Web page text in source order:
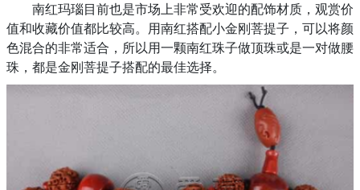
南红玛瑙目前也是市场上非常受欢迎的配饰材质，观赏价
值和收藏价值都比较高。用南红搭配小金刚菩提子，可以将颜
色混合的非常适合，所以用一颗南红珠子做顶珠或是一对做腰
珠，都是金刚菩提子搭配的最佳选择。